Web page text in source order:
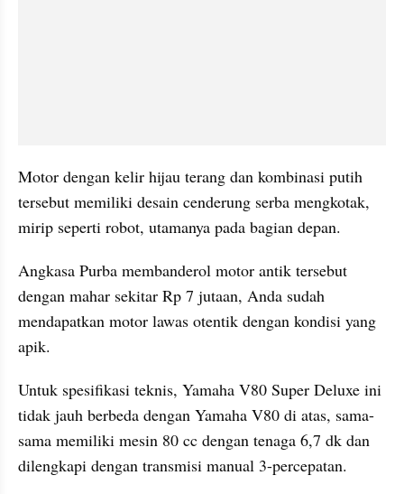
Motor dengan kelir hijau terang dan kombinasi putih
tersebut memiliki desain cenderung serba mengkotak,
mirip seperti robot, utamanya pada bagian depan.
Angkasa Purba membanderol motor antik tersebut
dengan mahar sekitar Rp 7 jutaan, Anda sudah
mendapatkan motor lawas otentik dengan kondisi yang
apik.
Untuk spesifikasi teknis, Yamaha V80 Super Deluxe ini
tidak jauh berbeda dengan Yamaha V80 di atas, sama-
sama memiliki mesin 80 cc dengan tenaga 6,7 dk dan
dilengkapi dengan transmisi manual 3-percepatan.